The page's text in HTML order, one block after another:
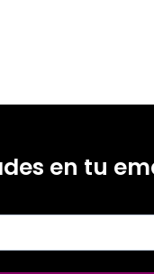
en tu